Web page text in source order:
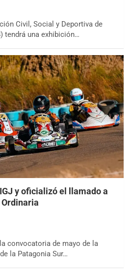
Civil, Social y Deportiva de
tendrá una exhibición…
y oficializó el llamado a
convocatoria de mayo de la
la Patagonia Sur…